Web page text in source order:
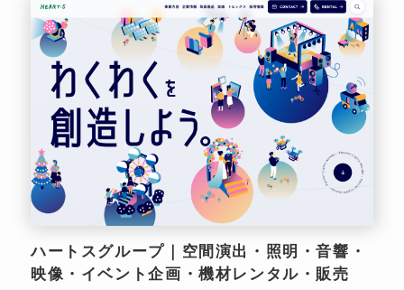
ハートスグループ｜空間演出・照明・音響・
映像・イベント企画・機材レンタル・販売